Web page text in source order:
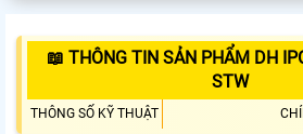
📖 THÔNG TIN SẢN PHẨM DH
STW
THÔNG SỐ KỸ THUẬT